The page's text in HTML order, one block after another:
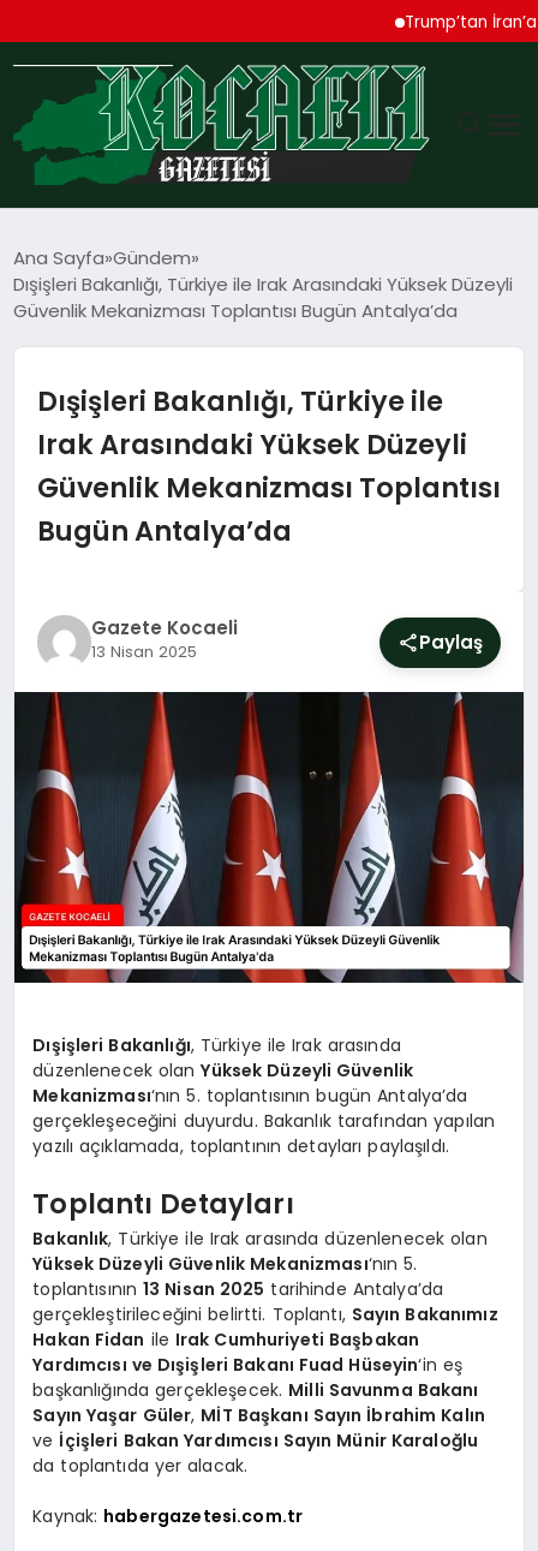
Trump’tan İran’a
TEKNOLOJI
SPOR
MAGAZIN
SIYASET
YAŞAM
SAĞLIK
EĞITIM
Ana Sayfa Gündem
Dışişleri Bakanlığı, Türkiye ile Irak Arasındaki Yüksek Düzeyli
Güvenlik Mekanizması Toplantısı Bugün Antalya’da
Dışişleri Bakanlığı, Türkiye ile
Irak Arasındaki Yüksek Düzeyli
Güvenlik Mekanizması Toplantısı
Bugün Antalya’da
Gazete Kocaeli
13 Nisan 2025 Paylaş
Dışişleri Bakanlığı, Türkiye ile Irak arasında
düzenlenecek olanYüksek Düzeyli Güvenlik
Mekanizması‘nın 5. toplantısının bugün Antalya’da
gerçekleşeceğini duyurdu. Bakanlık tarafından yapılan
yazılı açıklamada, toplantının detayları paylaşıldı.
Toplantı Detayları
Bakanlık, Türkiye ile Irak arasında düzenlenecek olan
Yüksek Düzeyli Güvenlik Mekanizması‘nın 5.
toplantısının13 Nisan 2025 tarihinde Antalya’da
gerçekleştirileceğini belirtti. Toplantı, Sayın Bakanımız
Hakan Fidan ile Irak Cumhuriyeti Başbakan
Yardımcısı ve Dışişleri Bakanı Fuad Hüseyin‘in eş
başkanlığında gerçekleşecek. Milli Savunma Bakanı
Sayın Yaşar Güler, MİT Başkanı Sayın İbrahim Kalın
ve İçişleri Bakan Yardımcısı Sayın Münir Karaloğlu
da toplantıda yer alacak.
Kaynak: habergazetesi.com.tr